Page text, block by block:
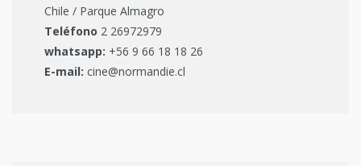
Chile / Parque Almagro
Teléfono 2 26972979
whatsapp: +56 9 66 18 18 26
E-mail: cine@normandie.cl